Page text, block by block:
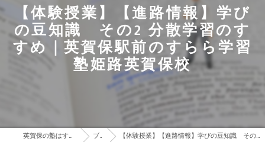
【体験授業】【進路情報】学び
の豆知識 その2 分散学習のす
すめ｜英賀保駅前のすらら学習
塾姫路英賀保校
英賀保の塾はすらら学習塾 姫路英賀保校 ブログ 【体験授業】【進路情報】学びの豆知識 その2 分散学習のすすめ｜英賀保駅前のすらら学習塾姫路英賀保校